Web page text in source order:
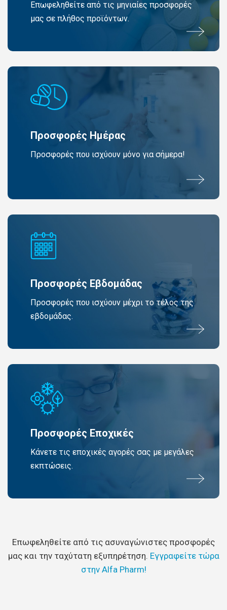
Επωφεληθείτε από τις μηνιαίες προσφορές
μας σε πλήθος προϊόντων.
Προσφορές Ημέρας
Προσφορές που ισχύουν μόνο για σήμερα!
Προσφορές Εβδομάδας
Προσφορές που ισχύουν μέχρι το τέλος της
εβδομάδας.
Προσφορές Εποχικές
Κάνετε τις εποχικές αγορές σας με μεγάλες
εκπτώσεις.
Επωφεληθείτε από τις ασυναγώνιστες προσφορές
μας και την ταχύτατη εξυπηρέτηση. Εγγραφείτε τώρα
στην Alfa Pharm!